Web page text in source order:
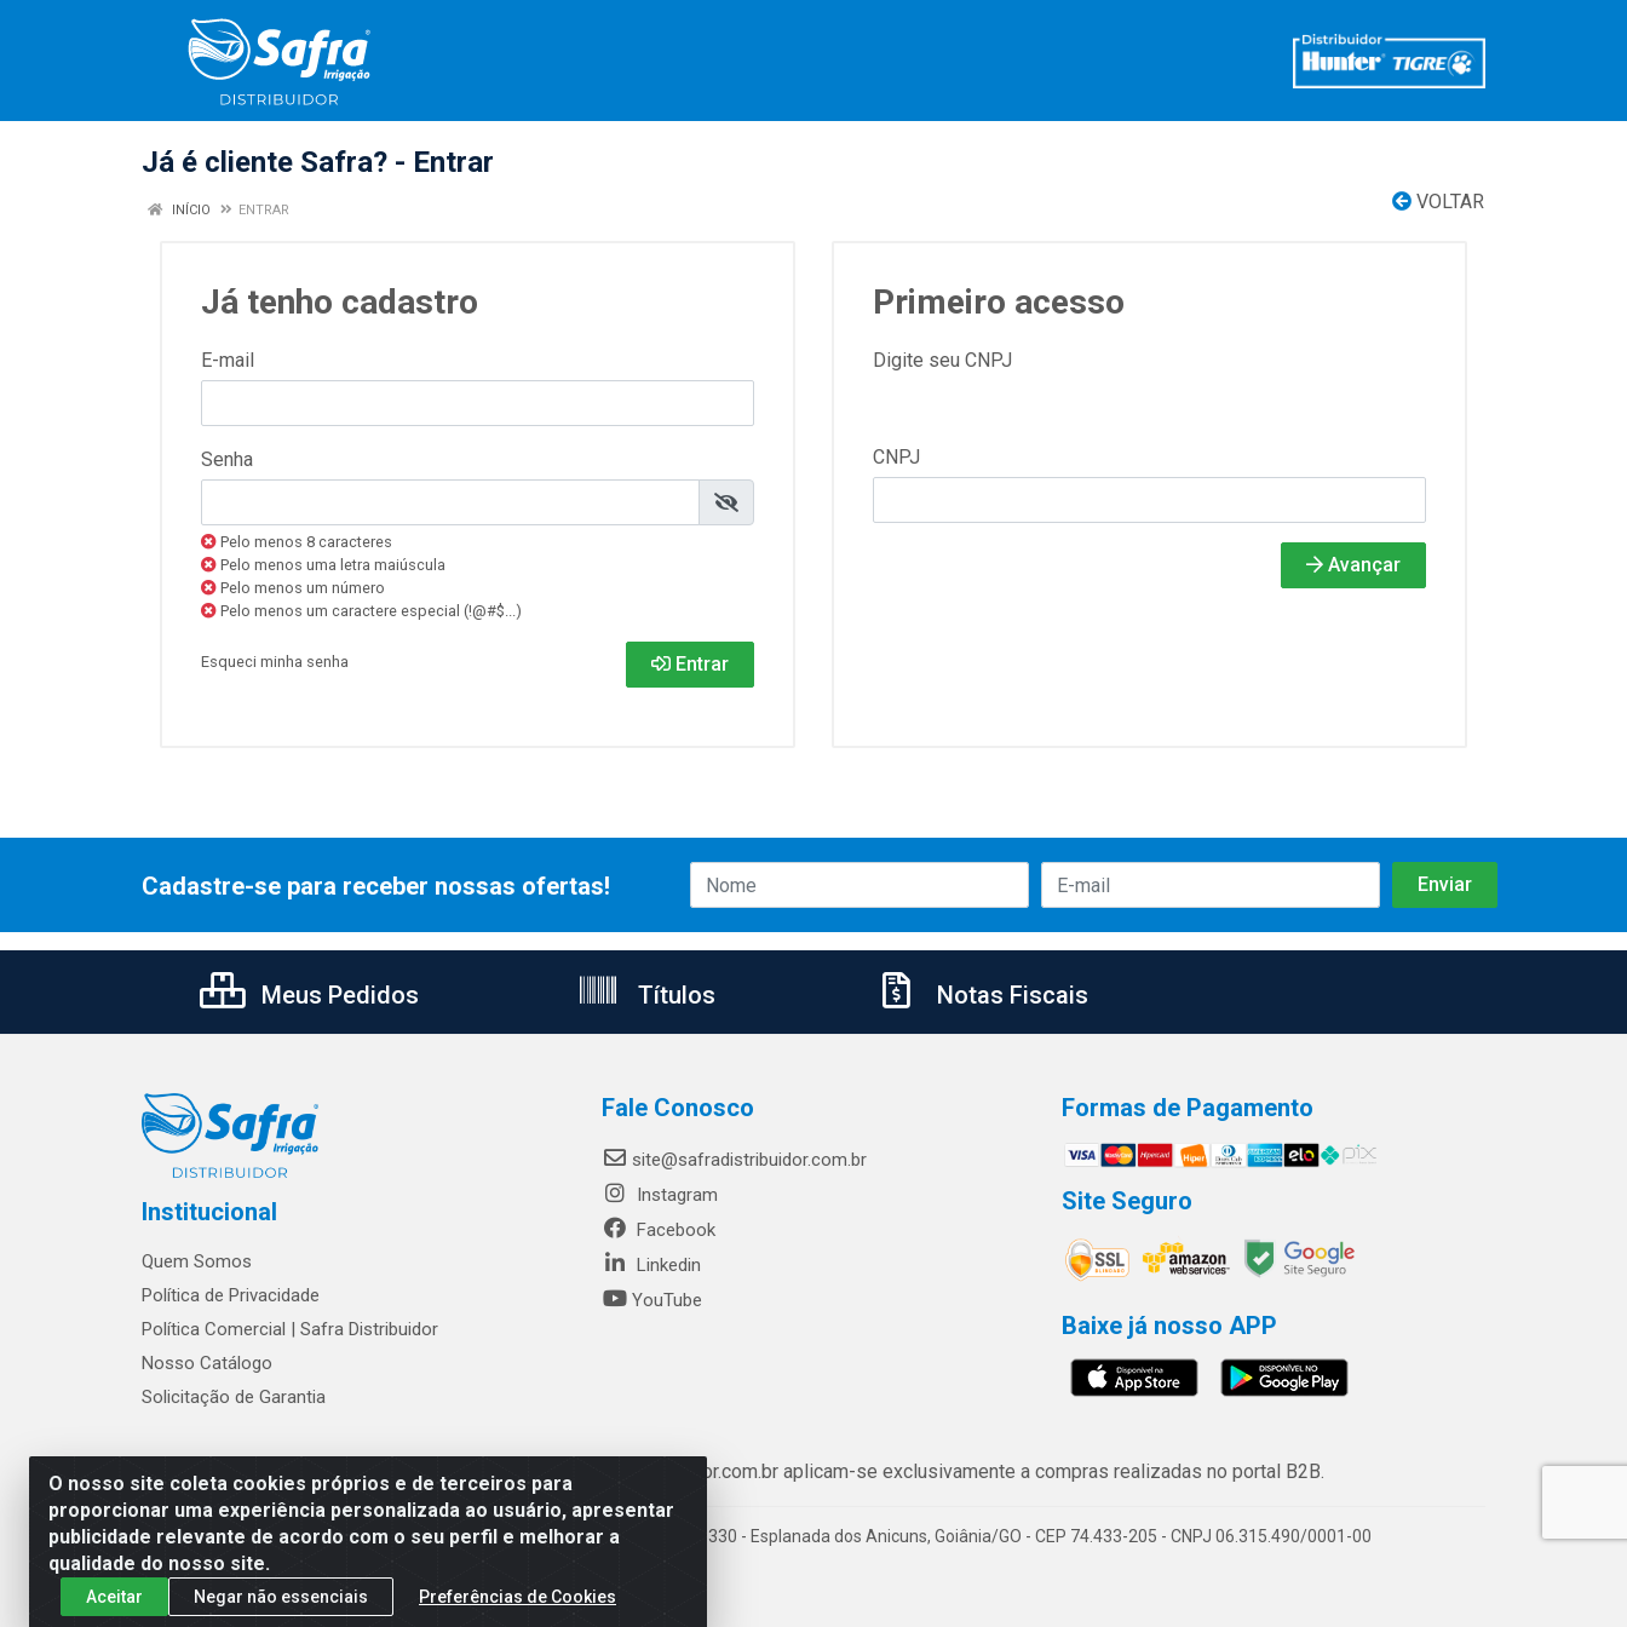
Já é cliente Safra? - Entrar
VOLTAR
INÍCIO ENTRAR
Já tenho cadastro
E-mail
Senha
Pelo menos 8 caracteres
Pelo menos uma letra maiúscula
Pelo menos um número
Pelo menos um caractere especial (!@#$...)
Esqueci minha senha Entrar
Primeiro acesso
Digite seu CNPJ
CNPJ
Avançar
O nosso site coleta cookies próprios e de terceiros para
proporcionar uma experiência personalizada ao usuário, apresentar
publicidade relevante de acordo com o seu perfil e melhorar a
qualidade do nosso site.
Aceitar Negar não essenciais Preferências de Cookies
Cadastre-se para receber nossas ofertas!
Meus Pedidos Títulos Notas Fiscais
Institucional
Quem Somos
Política de Privacidade
Política Comercial | Safra Distribuidor
Nosso Catálogo
Solicitação de Garantia
Fale Conosco
site@safradistribuidor.com.br
Instagram
Facebook
Linkedin
YouTube
Formas de Pagamento
Site Seguro
Baixe já nosso APP
Os preços e condições de www.safradistribuidor.com.br aplicam-se exclusivamente a compras realizadas no portal B2B.
Safra Agrícola e Pecuária LTDA - Avenida Castelo Branco, 5330 - Esplanada dos Anicuns, Goiânia/GO - CEP 74.433-205 - CNPJ 06.315.490/0001-00